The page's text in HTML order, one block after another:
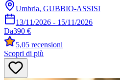
Umbria, GUBBIO-ASSISI
13/11/2026 - 15/11/2026
Da390 €
5,05 recensioni
Scopri di più